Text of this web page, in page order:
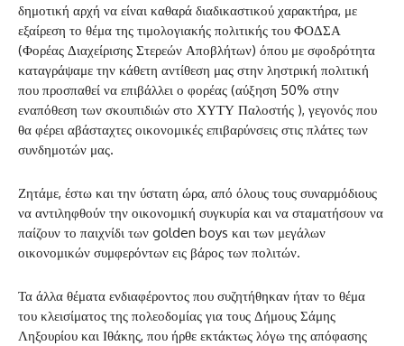
δημοτική αρχή να είναι καθαρά διαδικαστικού χαρακτήρα, με
εξαίρεση το θέμα της τιμολογιακής πολιτικής του ΦΟΔΣΑ
(Φορέας Διαχείρισης Στερεών Αποβλήτων) όπου με σφοδρότητα
καταγράψαμε την κάθετη αντίθεση μας στην ληστρική πολιτική
που προσπαθεί να επιβάλλει ο φορέας (αύξηση 50% στην
εναπόθεση των σκουπιδιών στο ΧΥΤΥ Παλοστής ), γεγονός που
θα φέρει αβάσταχτες οικονομικές επιβαρύνσεις στις πλάτες των
συνδημοτών μας.
Ζητάμε, έστω και την ύστατη ώρα, από όλους τους συναρμόδιους
να αντιληφθούν την οικονομική συγκυρία και να σταματήσουν να
παίζουν το παιχνίδι των golden boys και των μεγάλων
οικονομικών συμφερόντων εις βάρος των πολιτών.
Τα άλλα θέματα ενδιαφέροντος που συζητήθηκαν ήταν το θέμα
του κλεισίματος της πολεοδομίας για τους Δήμους Σάμης
Ληξουρίου και Ιθάκης, που ήρθε εκτάκτως λόγω της απόφασης